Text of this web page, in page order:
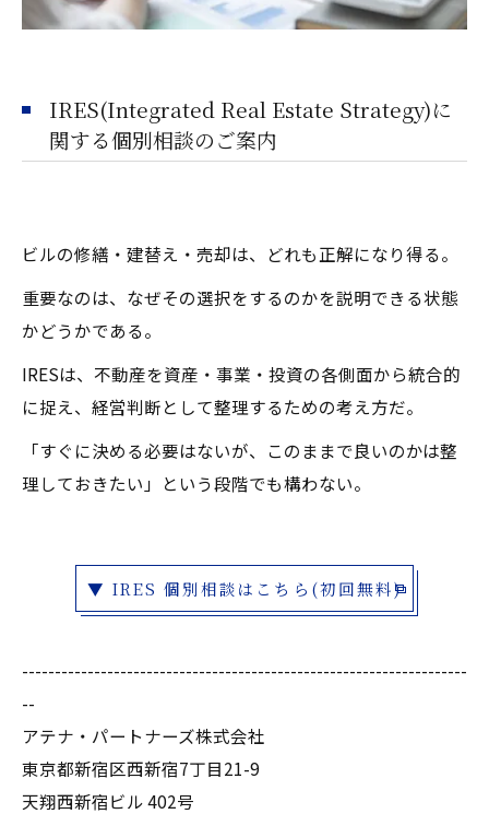
IRES(Integrated Real Estate Strategy)に
関する個別相談のご案内
ビルの修繕・建替え・売却は、どれも正解になり得る。
重要なのは、なぜその選択をするのかを説明できる状態
かどうかである。
IRESは、不動産を資産・事業・投資の各側面から統合的
に捉え、経営判断として整理するための考え方だ。
「すぐに決める必要はないが、このままで良いのかは整
理しておきたい」という段階でも構わない。
▼ IRES 個別相談はこちら(初回無料)
--------------------------------------------------------------------
--
アテナ・パートナーズ株式会社
東京都新宿区西新宿7丁目21-9
天翔西新宿ビル 402号